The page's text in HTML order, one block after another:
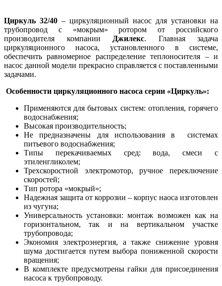
Циркуль 32/40 – циркуляционный насос для установки на
трубопровод с «мокрым» ротором от российского
производителя компании
Джилекс. Главная задача
циркуляционного насоса, установленного в системе,
обеспечить равномерное распределение теплоносителя – и
насос данной модели прекрасно справляется с поставленными
задачами.
Особенности циркуляционного насоса серии «Циркуль»:
Применяются для бытовых систем: отопления, горячего
водоснабжения;
Высокая производительность;
Не предназначены для использования в системах
питьевого водоснабжения;
Типы перекачиваемых сред: вода, смеси с
этиленгликолем;
Трехскоростной электромотор, ручное переключение
скоростей;
Тип ротора «мокрый»;
Надежная защита от коррозии – корпус наоса изготовлен
из чугуна;
Универсальность установки: монтаж возможен как на
горизонтальном, так и на вертикальном участке
трубопровода;
Экономия электроэнергия, а также снижение уровня
шума достигается путем выбора пониженной скорости
вращения;
В комплекте предусмотрены гайки для присоединения
насоса к трубопроводу.